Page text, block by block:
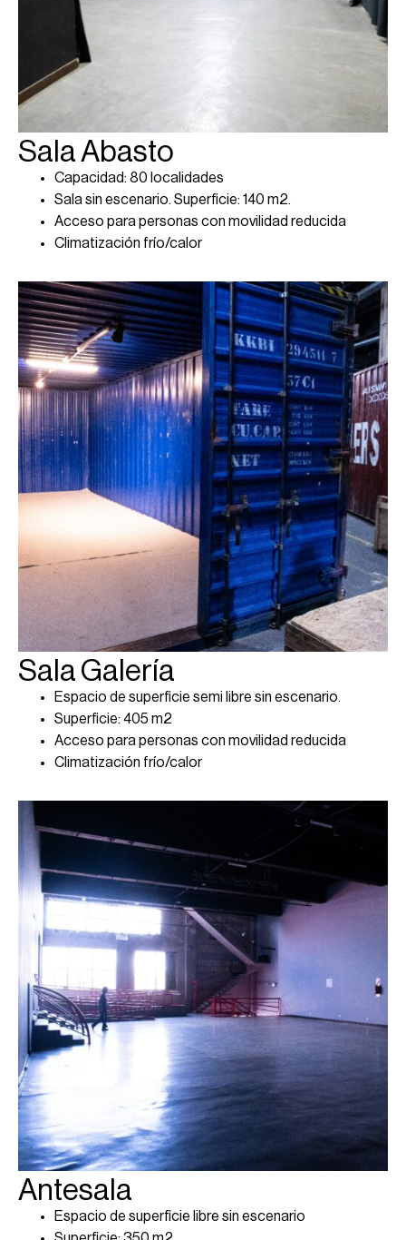
Sala Abasto
Capacidad: 80 localidades
Sala sin escenario. Superficie: 140 m2.
Acceso para personas con movilidad reducida
Climatización frío/calor
Sala Galería
Espacio de superficie semi libre sin escenario.
Superficie: 405 m2
Acceso para personas con movilidad reducida
Climatización frío/calor
Antesala
Espacio de superficie libre sin escenario